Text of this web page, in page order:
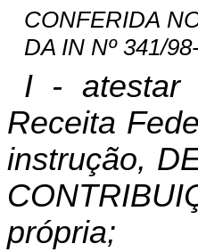
CONFERIDA
DA IN Nº 341/
I - atestar
Receita
instrução,
própria;